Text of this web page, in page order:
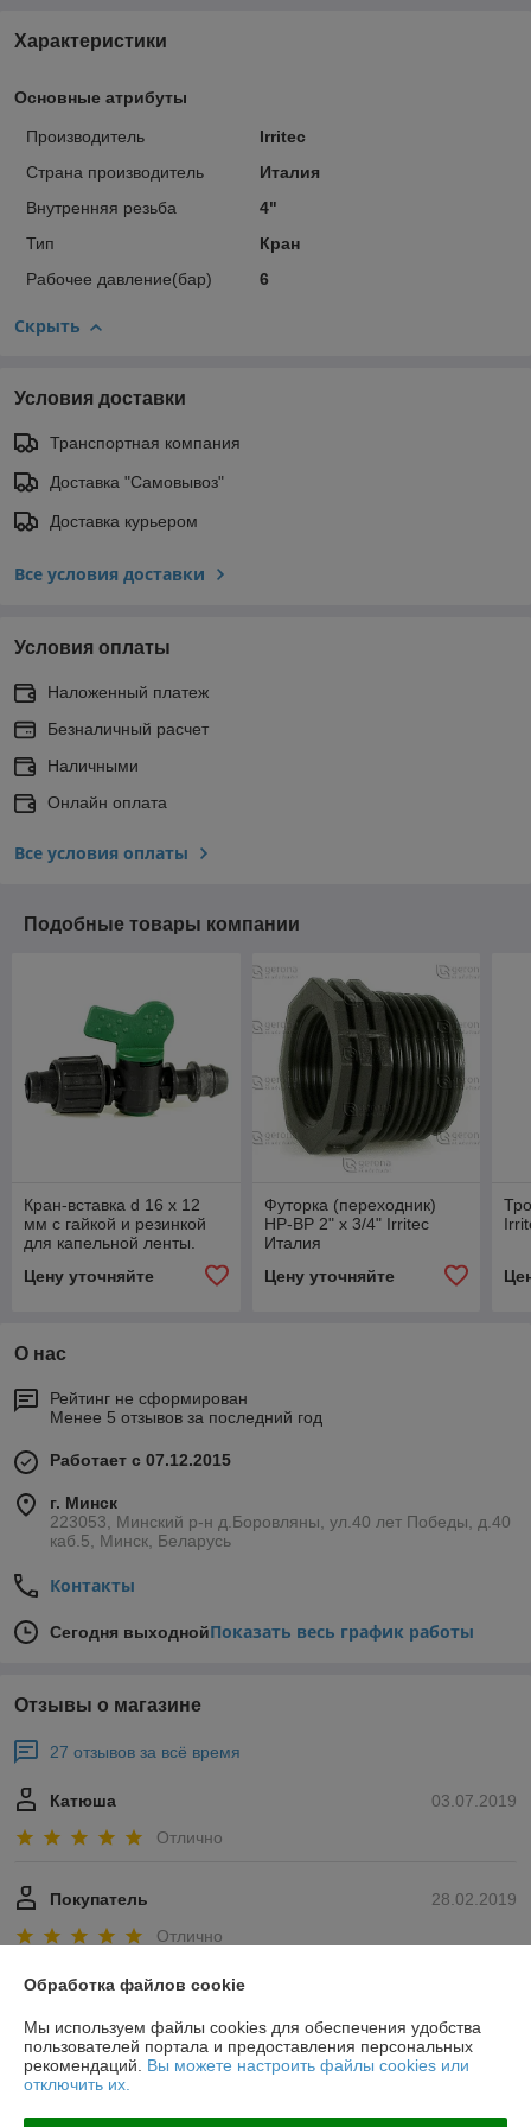
Характеристики
Основные атрибуты
Производитель
Irritec
Страна производитель
Италия
Внутренняя резьба
4"
Тип
Кран
Рабочее давление(бар)
6
Скрыть
Условия доставки
Транспортная компания
Доставка "Самовывоз"
Доставка курьером
Все условия доставки
Условия оплаты
Наложенный платеж
Безналичный расчет
Наличными
Онлайн оплата
Все условия оплаты
Подобные товары компании
Кран-вставка d 16 x 12
мм c гайкой и резинкой
для капельной ленты.
Цену уточняйте
Футорка (переходник)
НР-ВР 2" х 3/4" Irritec
Италия
Цену уточняйте
О нас
Рейтинг не сформирован
Менее 5 отзывов за последний год
Работает с 07.12.2015
г. Минск
223053, Минский р-н д.Боровляны, ул.40 лет Победы, д.40
каб.5, Минск, Беларусь
Контакты
Сегодня выходнойПоказать весь график работы
Отзывы о магазине
27 отзывов за всё время
03.07.2019
Катюша
Отлично
28.02.2019
Покупатель
Отлично
Покупал товары для капельного полива. Очень доволен и
большое.
Показать все отзывы
Обработка файлов cookie
Мы используем файлы cookies для обеспечения удобства
пользователей портала и предоставления персональных
рекомендаций. Вы можете настроить файлы cookies или
отключить их.